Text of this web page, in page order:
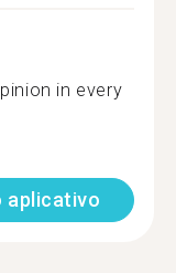
in every
aplicativo